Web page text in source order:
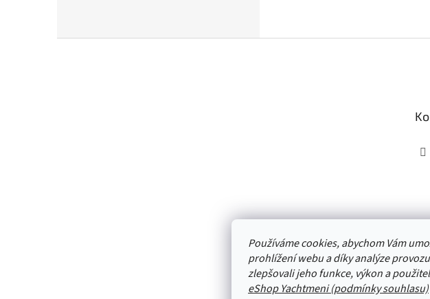
Používáme cookies, abychom Vám
prohlížení webu a díky analýze
zlepšovali jeho funkce, výkon a
eShop Yachtmeni (podmínky souhlasu)
Zboží.cz Heureka.cz